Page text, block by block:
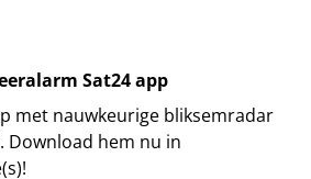
Sat24 app
met nauwkeurige bliksemradar
Download hem nu in